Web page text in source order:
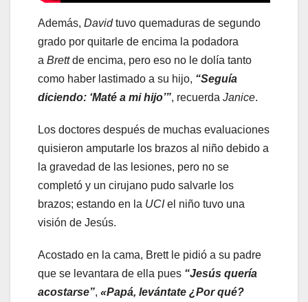
Además, Davidtuvo quemaduras de segundo
grado por quitarle de encima la podadora
a Brettde encima, pero eso no le dolía tanto
como haber lastimado a su hijo, “Seguía
diciendo: ‘Maté a mi hijo’”, recuerda Janice.
Los doctores después de muchas evaluaciones
quisieron amputarle los brazos al niño debido a
la gravedad de las lesiones, pero no se
completó y un cirujano pudo salvarle los
brazos; estando en la UCIel niño tuvo una
visión de Jesús.
Acostado en la cama, Brett le pidió a su padre
que se levantara de ella pues “Jesús quería
acostarse”, «Papá, levántate ¿Por qué?